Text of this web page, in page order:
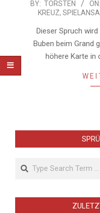
2021-
04-
08
BY: TORSTEN ON:
KREUZ,
Dieser Spruch
Buben beim Grand
höhere Karte in
Search